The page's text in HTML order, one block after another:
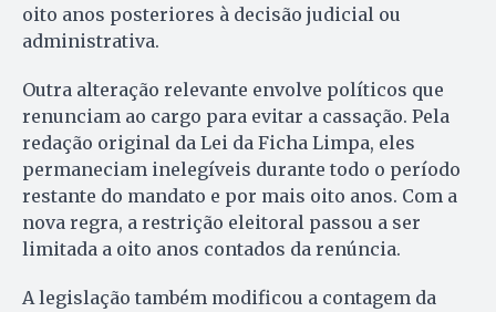
oito anos posteriores à decisão judicial ou
administrativa.
Outra alteração relevante envolve políticos que
renunciam ao cargo para evitar a cassação. Pela
redação original da Lei da Ficha Limpa, eles
permaneciam inelegíveis durante todo o período
restante do mandato e por mais oito anos. Com a
nova regra, a restrição eleitoral passou a ser
limitada a oito anos contados da renúncia.
A legislação também modificou a contagem da